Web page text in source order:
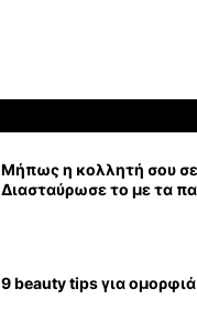
Μήπως η κολλητή σου σε
Διασταύρωσε το με τα
9 beauty tips για